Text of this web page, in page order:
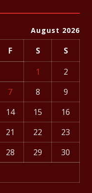
August 2026
F S
S
1
2
7 8
9
14 15
16
21 22
23
28 29
30